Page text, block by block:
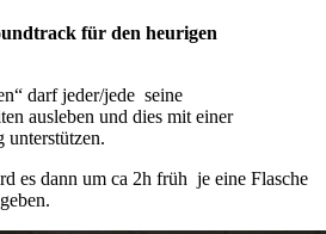
für den heurigen
darf jeder/jede seine
ausleben und dies mit einer
unterstützen.
es dann um ca 2h früh je eine Flasche